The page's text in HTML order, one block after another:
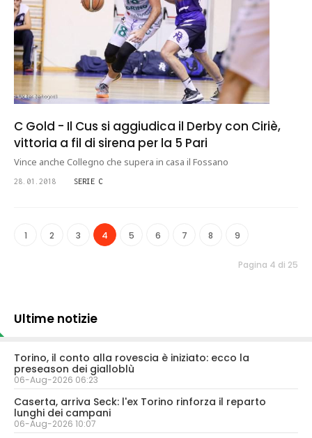
C Gold - Il Cus si aggiudica il Derby con Ciriè,
vittoria a fil di sirena per la 5 Pari
Vince anche Collegno che supera in casa il Fossano
28.01.2018 SERIE C
1 2 3 4 5 6 7 8 9
Pagina 4 di 25
Ultime notizie
Torino, il conto alla rovescia è iniziato: ecco la
preseason dei gialloblù
06-Aug-2026 06:23
Caserta, arriva Seck: l'ex Torino rinforza il reparto
lunghi dei campani
06-Aug-2026 10:07